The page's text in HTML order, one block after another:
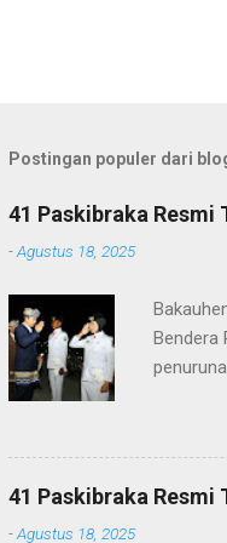
Postingan populer dari
41 Paskibraka Resmi
-Agustus 18, 2025
Bendera
ke-80
terima
41 Paskibraka Resmi
-Agustus 18, 2025